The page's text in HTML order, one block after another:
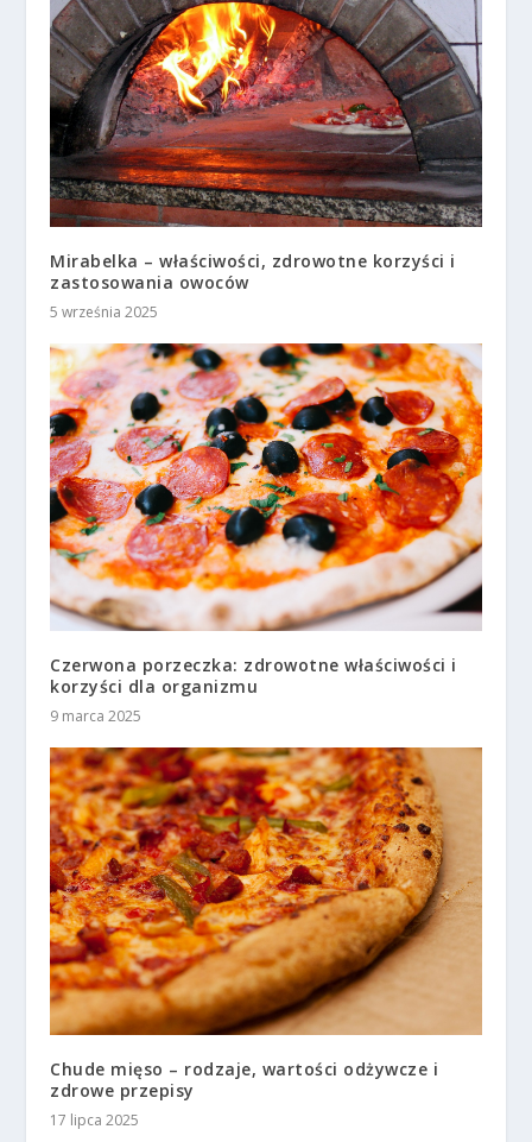
Mirabelka – właściwości, zdrowotne korzyści i
zastosowania owoców
5 września 2025
Czerwona porzeczka: zdrowotne właściwości i
korzyści dla organizmu
9 marca 2025
Chude mięso – rodzaje, wartości odżywcze i
zdrowe przepisy
17 lipca 2025